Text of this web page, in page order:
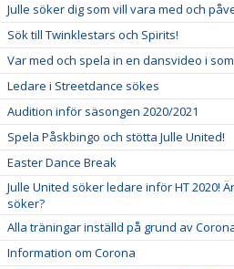
Julle söker dig som vill vara med och
Sök till Twinklestars och Spirits!
Var med och spela in en dansvideo i
Ledare i Streetdance sökes
Audition inför säsongen 2020/2021
Spela Påskbingo och stötta Julle United!
Easter Dance Break
Julle United söker ledare inför HT 2020!
söker?
Alla träningar inställd på grund av
Information om Corona